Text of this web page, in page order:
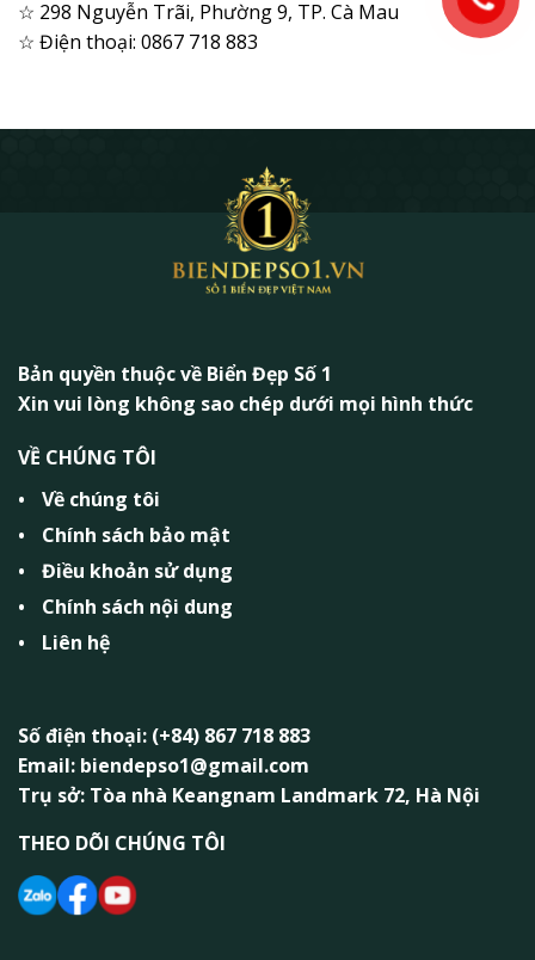
☆ 298 Nguyễn Trãi, Phường 9, TP. Cà Mau
☆ Điện thoại: 0867 718 883
Bản quyền thuộc về Biển Đẹp Số 1
Xin vui lòng không sao chép dưới mọi hình thức
VỀ CHÚNG TÔI
Về chúng tôi
Chính sách bảo mật
Điều khoản sử dụng
Chính sách nội dung
Liên hệ
Số điện thoại: (+84) 867 718 883
Email: biendepso1@gmail.com
Trụ sở: Tòa nhà Keangnam Landmark 72, Hà Nội
THEO DÕI CHÚNG TÔI